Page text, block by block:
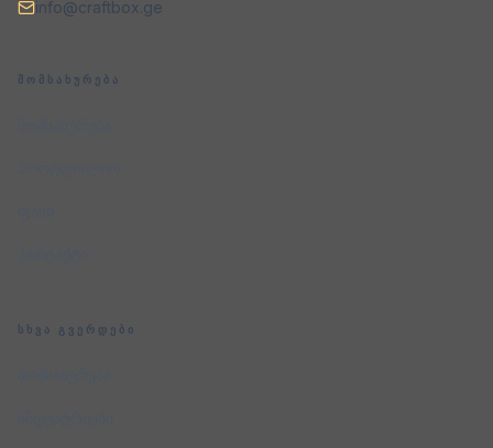
info@craftbox.ge
ᲛᲝᲛᲡᲐᲮᲣᲠᲔᲑᲐ
ᲡᲮᲕᲐ ᲒᲕᲔᲠᲓᲔᲑᲘ